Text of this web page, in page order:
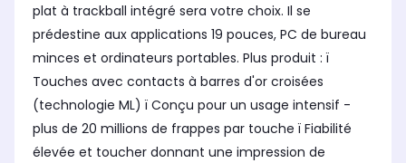
Classique
Format
Sans pavé numérique
Classique
Format
Sans pavé numérique
plat à trackball intégré sera votre choix. Il se
prédestine aux applications 19 pouces, PC de bureau
minces et ordinateurs portables. Plus produit : ï
Touches avec contacts à barres d'or croisées
(technologie ML) ï Conçu pour un usage intensif -
plus de 20 millions de frappes par touche ï Fiabilité
élevée et toucher donnant une impression de